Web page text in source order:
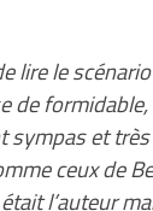
lire le
de
sympas et
ceux de
l’auteur